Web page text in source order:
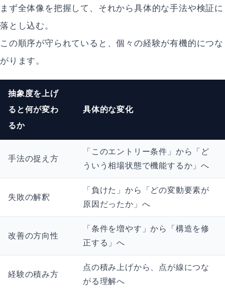
まず全体像を把握して、それから具体的な手法や検証に
落とし込む。
この順序が守られていると、個々の経験が有機的につな
がります。
抽象度を上げ
ると何が変わ
るか
具体的な変化
手法の捉え方
「このエントリー条件」から「ど
ういう相場状態で機能するか」へ
失敗の解釈
「負けた」から「どの変動要素が
原因だったか」へ
改善の方向性
「条件を増やす」から「構造を修
正する」へ
経験の積み方
点の積み上げから、点が線につな
がる理解へ